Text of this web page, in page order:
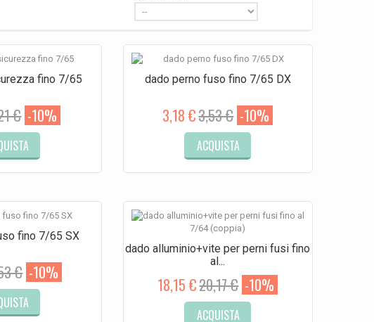
fino 7/65
€ -10%
dado perno fuso fino 7/65 DX
3,18 €3,53 € -10%
ACQUISTA
fino 7/65 SX
€ -10%
dado alluminio+vite per perni fusi fino
al...
18,15 €20,17 € -10%
ACQUISTA